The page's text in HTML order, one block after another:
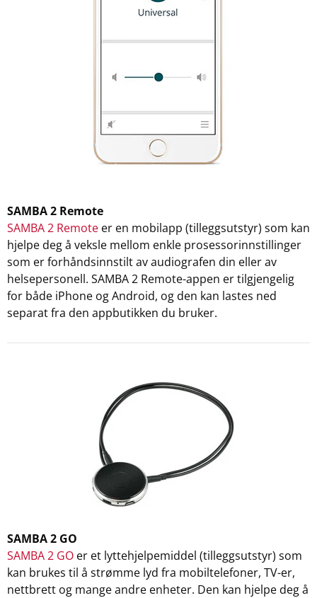
SAMBA 2 Remote
SAMBA 2 Remote er en mobilapp (tilleggsutstyr) som kan
hjelpe deg å veksle mellom enkle prosessorinnstillinger
som er forhåndsinnstilt av audiografen din eller av
helsepersonell. SAMBA 2 Remote-appen er tilgjengelig
for både iPhone og Android, og den kan lastes ned
separat fra den appbutikken du bruker.
SAMBA 2 GO
SAMBA 2 GO er et lyttehjelpemiddel (tilleggsutstyr) som
kan brukes til å strømme lyd fra mobiltelefoner, TV-er,
nettbrett og mange andre enheter. Den kan hjelpe deg å